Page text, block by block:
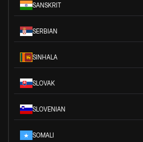
SANSKRIT
SERBIAN
SINHALA
SLOVAK
SLOVENIAN
SOMALI